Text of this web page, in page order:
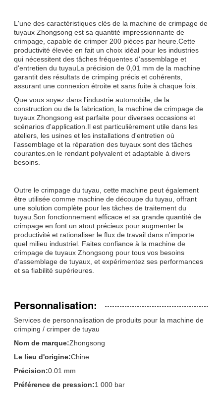
L'une des caractéristiques clés de la machine de crimpage de
tuyaux Zhongsong est sa quantité impressionnante de
crimpage, capable de crimper 200 pièces par heure.Cette
productivité élevée en fait un choix idéal pour les industries
qui nécessitent des tâches fréquentes d'assemblage et
d'entretien du tuyauLa précision de 0,01 mm de la machine
garantit des résultats de crimping précis et cohérents,
assurant une connexion étroite et sans fuite à chaque fois.
Que vous soyez dans l'industrie automobile, de la
construction ou de la fabrication, la machine de crimpage de
tuyaux Zhongsong est parfaite pour diverses occasions et
scénarios d'application.Il est particulièrement utile dans les
ateliers, les usines et les installations d'entretien où
l'assemblage et la réparation des tuyaux sont des tâches
courantes.en le rendant polyvalent et adaptable à divers
besoins.
Outre le crimpage du tuyau, cette machine peut également
être utilisée comme machine de découpe du tuyau, offrant
une solution complète pour les tâches de traitement du
tuyau.Son fonctionnement efficace et sa grande quantité de
crimpage en font un atout précieux pour augmenter la
productivité et rationaliser le flux de travail dans n'importe
quel milieu industriel. Faites confiance à la machine de
crimpage de tuyaux Zhongsong pour tous vos besoins
d'assemblage de tuyaux, et expérimentez ses performances
et sa fiabilité supérieures.
Personnalisation:
Services de personnalisation de produits pour la machine de
crimping / crimper de tuyau
Nom de marque:Zhongsong
Le lieu d'origine:Chine
Précision:0.01 mm
Préférence de pression:1 000 bar